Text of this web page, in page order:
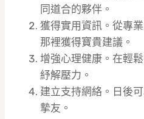
同道合的夥伴。
獲得實用資訊。從專
那裡獲得寶貴建議。
增強心理健康。在輕
紓解壓力。
建立支持網絡。日後
摯友。